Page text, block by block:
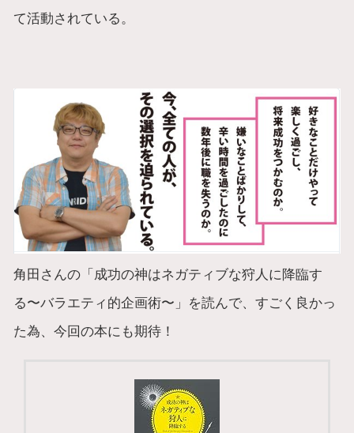
て活動されている。
角田さんの「成功の神はネガティブな狩人に降臨す
る〜バラエティ的企画術〜」を読んで、すごく良かっ
た為、今回の本にも期待！